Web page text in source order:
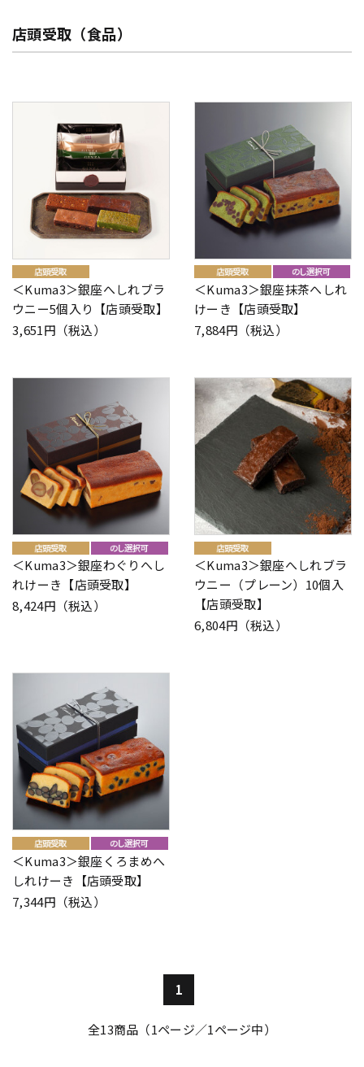
店頭受取（食品）
＜Kuma3＞銀座へしれブラ
ウニー5個入り【店頭受取】
3,651円（税込）
＜Kuma3＞銀座抹茶へしれ
けーき【店頭受取】
7,884円（税込）
＜Kuma3＞銀座わぐりへし
れけーき【店頭受取】
8,424円（税込）
＜Kuma3＞銀座へしれブラ
ウニー（プレーン）10個入
【店頭受取】
6,804円（税込）
＜Kuma3＞銀座くろまめへ
しれけーき【店頭受取】
7,344円（税込）
1
全13商品（1ページ／1ページ中）